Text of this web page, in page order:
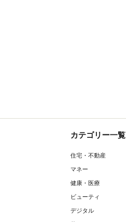
カテゴリー一覧
住宅・不動産
マネー
健康・医療
ビューティ
デジタル